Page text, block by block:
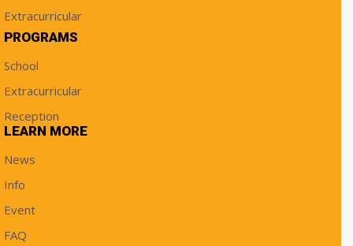
Extracurricular
PROGRAMS
School
Extracurricular
Reception
LEARN MORE
News
Info
Event
FAQ